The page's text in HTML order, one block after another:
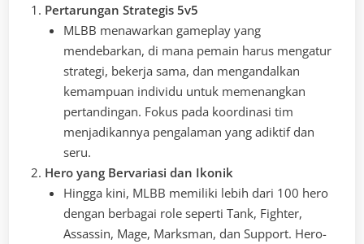
Pertarungan Strategis 5v5
MLBB menawarkan gameplay yang
mendebarkan, di mana pemain harus mengatur
strategi, bekerja sama, dan mengandalkan
kemampuan individu untuk memenangkan
pertandingan. Fokus pada koordinasi tim
menjadikannya pengalaman yang adiktif dan
seru.
Hero yang Bervariasi dan Ikonik
Hingga kini, MLBB memiliki lebih dari 100 hero
dengan berbagai role seperti Tank, Fighter,
Assassin, Mage, Marksman, dan Support. Hero-